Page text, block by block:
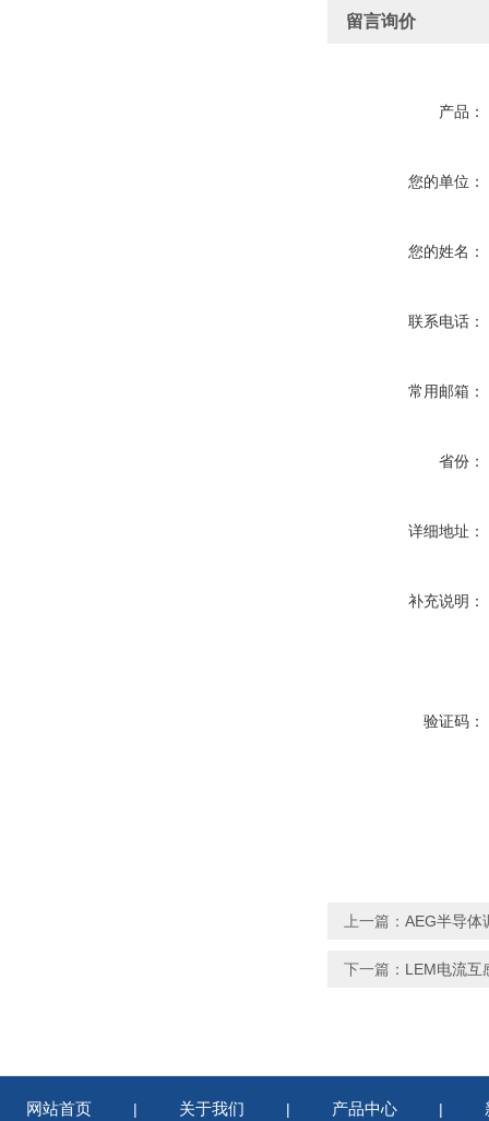
留言询价
产品：
您的单位：
您的姓名：
联系电话：
常用邮箱：
省份：
详细地址：
补充说明：
验证码：
上一篇： AEG半导体
下一篇： LEM电流互
网站首页 | 关于我们 | 产品中心 |